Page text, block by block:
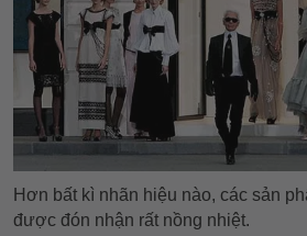
Hơn bất kì nhãn hiệu nào, các sản
được đón nhận rất nồng nhiệt.